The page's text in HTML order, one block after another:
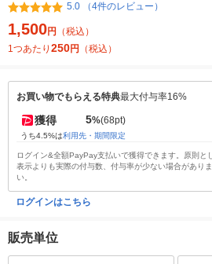
5.0 （4件のレビュー）
1,500円
（税込）
1つあたり 250円 （税込）
お買い物でもらえる特典最大付与率16%
獲得 5%(68pt)
うち4.5%は利用先・期間限定
ログイン&全額PayPay支払いで獲得できます。原則と
表示よりも実際の付与数、付与率が少ない場合があり
い。
ログインはこちら
販売単位